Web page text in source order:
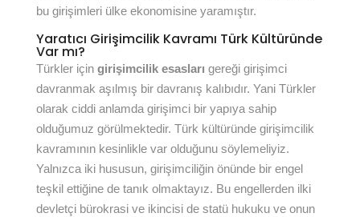
bu girişimleri ülke ekonomisine yaramıştır.
Yaratıcı Girişimcilik Kavramı Türk Kültüründe
Var mı?
Türkler için girişimcilik esasları gereği girişimci
davranmak aşılmış bir davranış kalıbıdır. Yani Türkler
olarak ciddi anlamda girişimci bir yapıya sahip
olduğumuz görülmektedir. Türk kültüründe girişimcilik
kavramının kesinlikle var olduğunu söylemeliyiz.
Yalnızca iki hususun, girişimciliğin önünde bir engel
teşkil ettiğine de tanık olmaktayız. Bu engellerden ilki
devletçi bürokrasi ve ikincisi de statü hukuku ve onun